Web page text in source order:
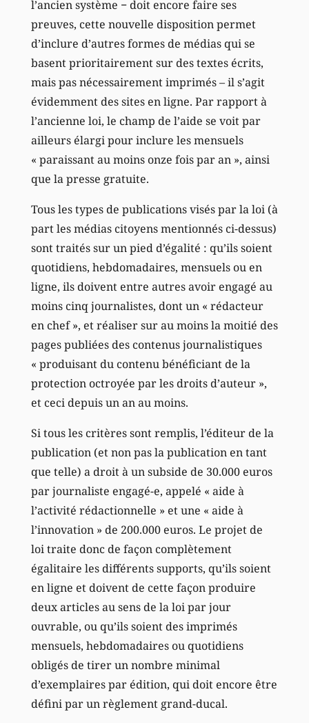
l’ancien système − doit encore faire ses
preuves, cette nouvelle disposition permet
d’inclure d’autres formes de médias qui se
basent prioritairement sur des textes écrits,
mais pas nécessairement imprimés – il s’agit
évidemment des sites en ligne. Par rapport à
l’ancienne loi, le champ de l’aide se voit par
ailleurs élargi pour inclure les mensuels
« paraissant au moins onze fois par an », ainsi
que la presse gratuite.
Tous les types de publications visés par la loi (à
part les médias citoyens mentionnés ci-dessus)
sont traités sur un pied d’égalité : qu’ils soient
quotidiens, hebdomadaires, mensuels ou en
ligne, ils doivent entre autres avoir engagé au
moins cinq journalistes, dont un « rédacteur
en chef », et réaliser sur au moins la moitié des
pages publiées des contenus journalistiques
« produisant du contenu bénéficiant de la
protection octroyée par les droits d’auteur »,
et ceci depuis un an au moins.
Si tous les critères sont remplis, l’éditeur de la
publication (et non pas la publication en tant
que telle) a droit à un subside de 30.000 euros
par journaliste engagé-e, appelé « aide à
l’activité rédactionnelle » et une « aide à
l’innovation » de 200.000 euros. Le projet de
loi traite donc de façon complètement
égalitaire les différents supports, qu’ils soient
en ligne et doivent de cette façon produire
deux articles au sens de la loi par jour
ouvrable, ou qu’ils soient des imprimés
mensuels, hebdomadaires ou quotidiens
obligés de tirer un nombre minimal
d’exemplaires par édition, qui doit encore être
défini par un règlement grand-ducal.